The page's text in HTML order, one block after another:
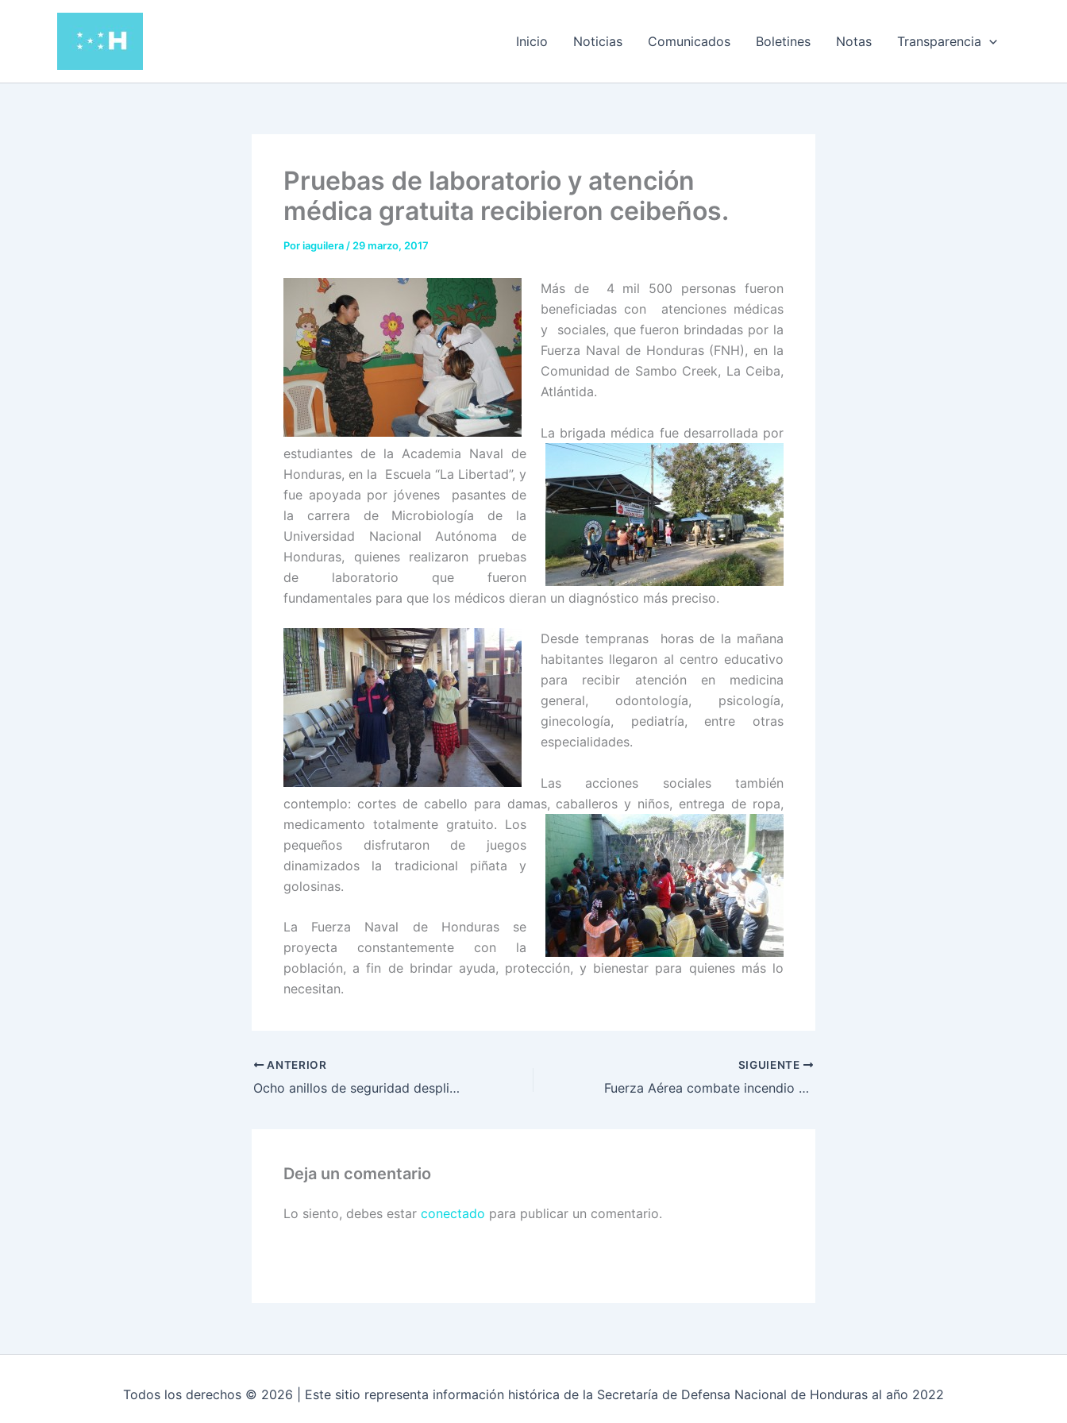
Inicio Noticias Comunicados Boletines Notas Transparencia
Pruebas de laboratorio y atención
médica gratuita recibieron ceibeños.
Poriaguilera / 29 marzo, 2017
Más de 4 mil 500 personas fueron
beneficiadas con atenciones médicas
y sociales, que fueron brindadas por la
Fuerza Naval de Honduras (FNH), en la
Comunidad de Sambo Creek, La Ceiba,
Atlántida.
La brigada médica fue desarrollada por
estudiantes de la Academia Naval de
Honduras, en la Escuela “La Libertad”, y
fue apoyada por jóvenes pasantes de
la carrera de Microbiología de la
Universidad Nacional Autónoma de
Honduras, quienes realizaron pruebas
de laboratorio que fueron
fundamentales para que los médicos dieran un diagnóstico más preciso.
Desde tempranas horas de la mañana
habitantes llegaron al centro educativo
para recibir atención en medicina
general, odontología, psicología,
ginecología, pediatría, entre otras
especialidades.
Las acciones sociales también
contemplo: cortes de cabello para damas, caballeros y niños, entrega de ropa,
medicamento totalmente gratuito. Los
pequeños disfrutaron de juegos
dinamizados la tradicional piñata y
golosinas.
La Fuerza Naval de Honduras se
proyecta constantemente con la
población, a fin de brindar ayuda, protección, y bienestar para quienes más lo
necesitan.
ANTERIOR
Ocho anillos de seguridad despliegan en alrededores del Estadio Morazán en SPS
SIGUIENTE
Fuerza Aérea combate incendio en El Hatillo
Deja un comentario
Lo siento, debes estar conectado para publicar un comentario.
Todos los derechos © 2026 | Este sitio representa información histórica de la Secretaría de Defensa Nacional de Honduras al año 2022